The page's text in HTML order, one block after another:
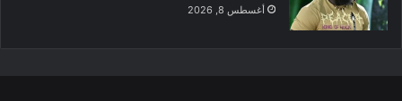
أغسطس 8, 2026